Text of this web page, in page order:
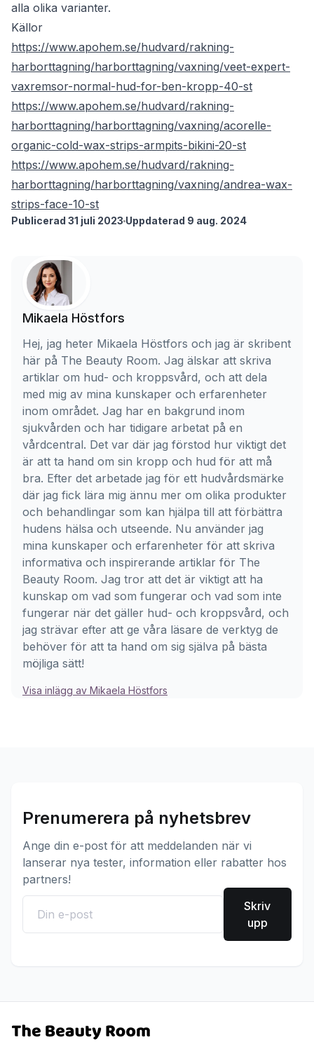
alla olika varianter.
Källor
https://www.apohem.se/hudvard/rakning-
harborttagning/harborttagning/vaxning/veet-expert-
vaxremsor-normal-hud-for-ben-kropp-40-st
https://www.apohem.se/hudvard/rakning-
harborttagning/harborttagning/vaxning/acorelle-
organic-cold-wax-strips-armpits-bikini-20-st
https://www.apohem.se/hudvard/rakning-
harborttagning/harborttagning/vaxning/andrea-wax-
strips-face-10-st
Publicerad 31 juli 2023 Uppdaterad 9 aug. 2024
Mikaela Höstfors
Hej, jag heter Mikaela Höstfors och jag är skribent
här på The Beauty Room. Jag älskar att skriva
artiklar om hud- och kroppsvård, och att dela
med mig av mina kunskaper och erfarenheter
inom området. Jag har en bakgrund inom
sjukvården och har tidigare arbetat på en
vårdcentral. Det var där jag förstod hur viktigt det
är att ta hand om sin kropp och hud för att må
bra. Efter det arbetade jag för ett hudvårdsmärke
där jag fick lära mig ännu mer om olika produkter
och behandlingar som kan hjälpa till att förbättra
hudens hälsa och utseende. Nu använder jag
mina kunskaper och erfarenheter för att skriva
informativa och inspirerande artiklar för The
Beauty Room. Jag tror att det är viktigt att ha
kunskap om vad som fungerar och vad som inte
fungerar när det gäller hud- och kroppsvård, och
jag strävar efter att ge våra läsare de verktyg de
behöver för att ta hand om sig själva på bästa
möjliga sätt!
Visa inlägg av Mikaela Höstfors
Prenumerera på nyhetsbrev
Ange din e-post för att meddelanden när vi
lanserar nya tester, information eller rabatter hos
partners!
Skriv
upp